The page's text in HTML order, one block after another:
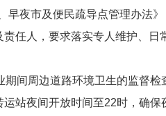
早夜市及便民疏导点管理办法
任人，要求落实专人维护、
期间周边道路环境卫生的监督
运站夜间开放时间至22时，确保